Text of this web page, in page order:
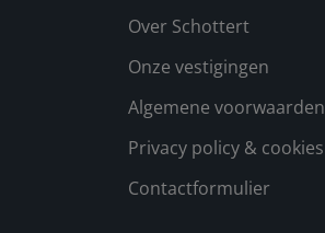
Over Schottert
Onze vestigingen
Algemene voorwaarden
Privacy policy & cookies
Contactformulier